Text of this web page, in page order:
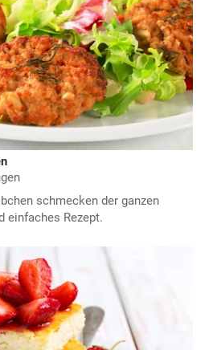
schmecken der ganzen
einfaches Rezept.